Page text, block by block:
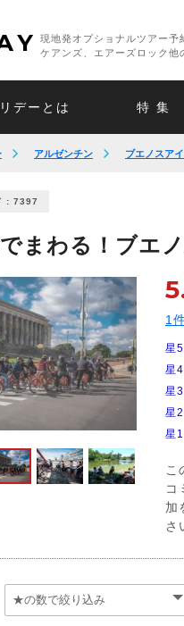
現地発オプショナルツアー予
ケアンズ、エアーズロック他
デーとは 特 集
アルゼンチン ブエノスア
: 7397
まわる！ブエ
1
星
星
星
星
星
こ
コ
加
さ